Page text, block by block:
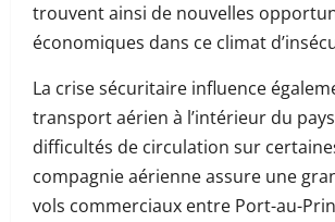
trouvent ainsi de nouvelles
économiques dans ce climat
La crise sécuritaire influence
transport aérien à l’intérieur du
difficultés de circulation sur
compagnie aérienne assure une
vols commerciaux entre Port-au-